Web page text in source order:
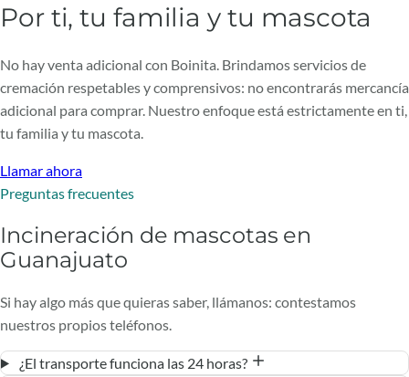
Por ti, tu familia y tu mascota
No hay venta adicional con Boinita. Brindamos servicios de
cremación respetables y comprensivos: no encontrarás mercancía
adicional para comprar. Nuestro enfoque está estrictamente en ti,
tu familia y tu mascota.
Llamar ahora
Preguntas frecuentes
Incineración de mascotas en
Guanajuato
Si hay algo más que quieras saber, llámanos: contestamos
nuestros propios teléfonos.
¿El transporte funciona las 24 horas?